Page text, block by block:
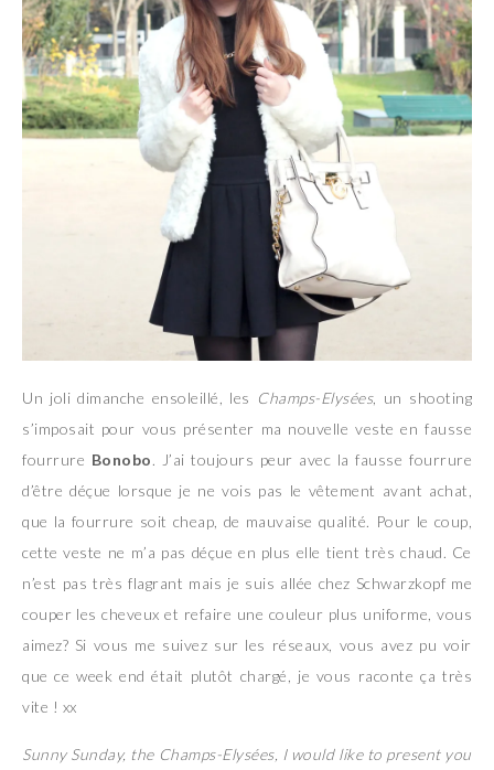
Un joli dimanche ensoleillé, les Champs-Elysées, un shooting
s’imposait pour vous présenter ma nouvelle veste en fausse
fourrure Bonobo. J’ai toujours peur avec la fausse fourrure
d’être déçue lorsque je ne vois pas le vêtement avant achat,
que la fourrure soit cheap, de mauvaise qualité. Pour le coup,
cette veste ne m’a pas déçue en plus elle tient très chaud. Ce
n’est pas très flagrant mais je suis allée chez Schwarzkopf me
couper les cheveux et refaire une couleur plus uniforme, vous
aimez? Si vous me suivez sur les réseaux, vous avez pu voir
que ce week end était plutôt chargé, je vous raconte ça très
vite ! xx
Sunny Sunday, the Champs-Elysées, I would like to present you